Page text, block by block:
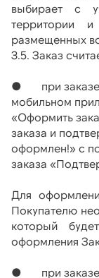
выбирает с
территории и
размещенных
3.5. Заказ
●       при
мобильном
«Оформить
заказа и
оформлен!» с
заказа
Для
Покупателю
который
оформления
●       при